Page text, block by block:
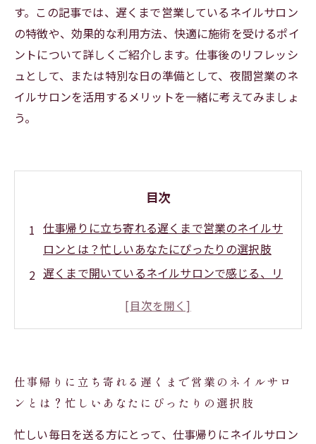
す。この記事では、遅くまで営業しているネイルサロン
の特徴や、効果的な利用方法、快適に施術を受けるポイ
ントについて詳しくご紹介します。仕事後のリフレッシ
ュとして、または特別な日の準備として、夜間営業のネ
イルサロンを活用するメリットを一緒に考えてみましょ
う。
目次
仕事帰りに立ち寄れる遅くまで営業のネイルサ
ロンとは？忙しいあなたにぴったりの選択肢
遅くまで開いているネイルサロンで感じる、リ
施術の質と快適さが両立！仕事帰りのネイルサ
魅力を深掘りする
仕事帰りのネイルケアを習慣化して得られるプ
ラス効果とその秘訣
仕事帰りに立ち寄れる遅くまで営業のネイルサロ
ンとは？忙しいあなたにぴったりの選択肢
忙しい毎日を送る方にとって、仕事帰りにネイルサロン